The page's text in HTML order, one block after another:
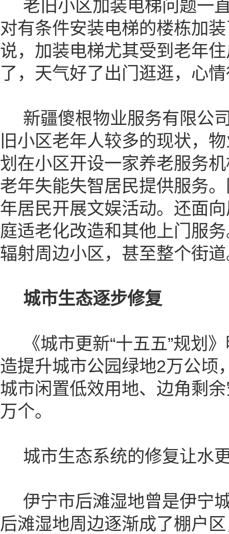
老旧小区加装电梯问题一
对有条件安装电梯的楼栋加
说，加装电梯尤其受到老年
了，天气好了出门逛逛，心
新疆傻根物业服务有限公
旧小区老年人较多的现状，
划在小区开设一家养老服务
老年失能失智居民提供服务
年居民开展文娱活动。还面
庭适老化改造和其他上门服
辐射周边小区，甚至整个街
城市生态逐步修复
《城市更新“十五五”规划
造提升城市公园绿地2万公顷
城市闲置低效用地、边角剩
万个。
城市生态系统的修复让水更
伊宁市后滩湿地曾是伊宁
后滩湿地周边逐渐成了棚户